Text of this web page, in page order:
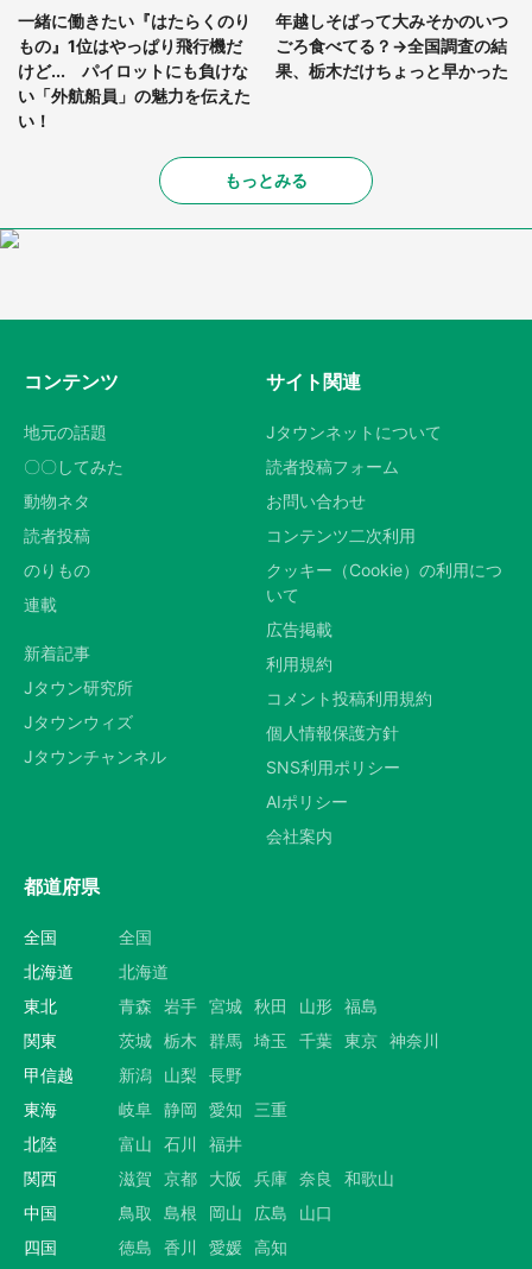
一緒に働きたい『はたらくのり
もの』1位はやっぱり飛行機だ
けど... パイロットにも負けな
い「外航船員」の魅力を伝えた
い！
年越しそばって大みそかのいつ
ごろ食べてる？→全国調査の結
果、栃木だけちょっと早かった
もっとみる
コンテンツ
地元の話題
〇〇してみた
動物ネタ
読者投稿
のりもの
連載
新着記事
Jタウン研究所
Jタウンウィズ
Jタウンチャンネル
サイト関連
Jタウンネットについて
読者投稿フォーム
お問い合わせ
コンテンツ二次利用
クッキー（Cookie）の利用につ
いて
広告掲載
利用規約
コメント投稿利用規約
個人情報保護方針
SNS利用ポリシー
AIポリシー
会社案内
都道府県
全国
全国
北海道
北海道
東北
青森 岩手 宮城 秋田 山形 福島
関東
茨城 栃木 群馬 埼玉 千葉 東京 神奈川
甲信越
新潟 山梨
長野
東海
岐阜 静岡 愛知
三重
北陸
富山 石川
福井
関西
滋賀 京都 大阪 兵庫 奈良
和歌山
中国
鳥取 島根 岡山 広島
山口
四国
徳島 香川 愛媛 高知